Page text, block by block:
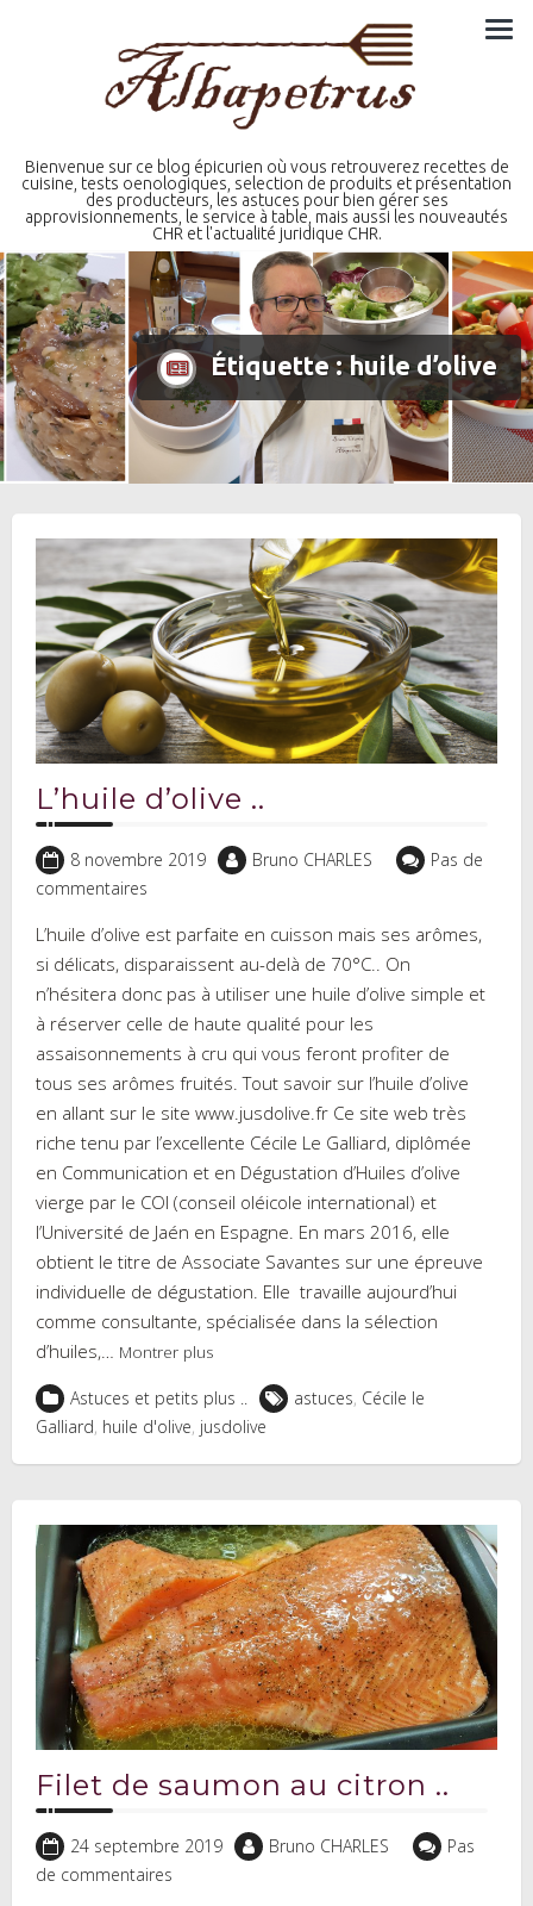
Bienvenue sur ce blog épicurien où vous retrouverez recettes de
cuisine, tests oenologiques, selection de produits et présentation
des producteurs, les astuces pour bien gérer ses
approvisionnements, le service à table, mais aussi les nouveautés
CHR et l'actualité juridique CHR.
Étiquette :huile d’olive
L’huile d’olive ..
8 novembre 2019 Bruno CHARLES
Pas de
commentaires
L’huile d’olive est parfaite en cuisson mais ses arômes,
si délicats, disparaissent au-delà de 70°C.. On
n’hésitera donc pas à utiliser une huile d’olive simple et
à réserver celle de haute qualité pour les
assaisonnements à cru qui vous feront profiter de
tous ses arômes fruités. Tout savoir sur l’huile d’olive
en allant sur le site www.jusdolive.fr Ce site web très
riche tenu par l’excellente Cécile Le Galliard, diplômée
en Communication et en Dégustation d’Huiles d’olive
vierge par le COI (conseil oléicole international) et
l’Université de Jaén en Espagne. En mars 2016, elle
obtient le titre de Associate Savantes sur une épreuve
individuelle de dégustation. Elle travaille aujourd’hui
comme consultante, spécialisée dans la sélection
d’huiles,… Montrer plus
Astuces et petits plus .. astuces, Cécile le
Galliard, huile d'olive, jusdolive
Filet de saumon au citron ..
24 septembre 2019 Bruno CHARLES
Pas
de commentaires